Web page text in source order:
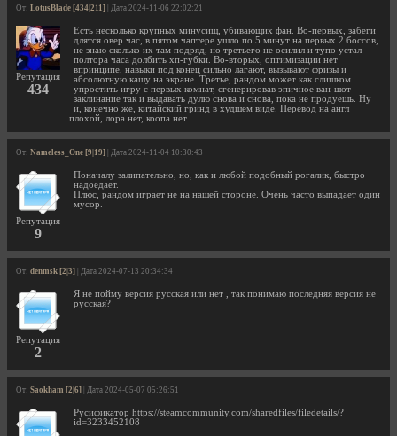
От: LotusBlade [434|211] | Дата 2024-11-06 22:02:21
Репутация
434
Есть несколько крупных минусищ, убивающих фан. Во-первых, забеги
длятся овер час, в пятом чаптере ушло по 5 минут на первых 2 боссов,
не знаю сколько их там подряд, но третьего не осилил и тупо устал
полтора часа долбить хп-губки. Во-вторых, оптимизации нет
впринципе, навыки под конец сильно лагают, вызывают фризы и
абсолютную кашу на экране. Третье, рандом может как слишком
упростить игру с первых комнат, сгенерировав эпичное ван-шот
заклинание так и выдавать дулю снова и снова, пока не продуешь. Ну
и, конечно же, китайский гринд в худшем виде. Перевод на англ
плохой, лора нет, коопа нет.
От: Nameless_One [9|19] | Дата 2024-11-04 10:30:43
Репутация
9
Поначалу залипательно, но, как и любой подобный рогалик, быстро
надоедает.
Плюс, рандом играет не на нашей стороне. Очень часто выпадает один
мусор.
От: denmsk [2|3] | Дата 2024-07-13 20:34:34
Репутация
2
Я не пойму версия русская или нет , так понимаю последняя версия не
русская?
От: Saokham [2|6] | Дата 2024-05-07 05:26:51
Русификатор https://steamcommunity.com/sharedfiles/filedetails/?
id=3233452108